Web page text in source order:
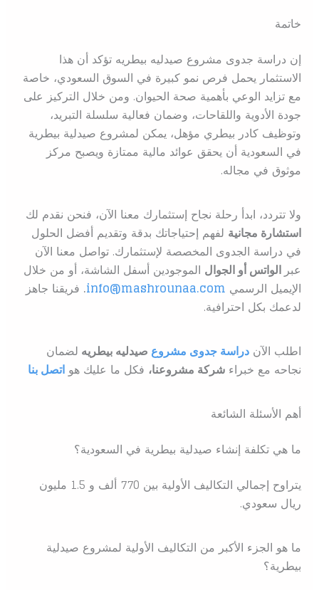
خاتمة
إن دراسة جدوى مشروع صيدليه بيطريه تؤكد أن هذا
الاستثمار يحمل فرص نمو كبيرة في السوق السعودي، خاصة
مع تزايد الوعي بأهمية صحة الحيوان. ومن خلال التركيز على
جودة الأدوية واللقاحات، وضمان فعالية سلسلة التبريد،
وتوظيف كادر بيطري مؤهل، يمكن لمشروع صيدلية بيطرية
في السعودية أن يحقق عوائد مالية ممتازة ويصبح مركز
موثوق في مجاله.
ولا تتردد، ابدأ رحلة نجاح إستثمارك معنا الآن، فنحن نقدم لك
استشارة مجانيةلفهم إحتياجاتك بدقة وتقديم أفضل الحلول
في دراسة الجدوى المخصصة لإستثمارك. تواصل معنا الآن
عبر الواتس أو الجوالالموجودين أسفل الشاشة، أو من خلال
الإيميل الرسمي info@mashrounaa.com
.فريقنا جاهز
لدعمك بكل احترافية.
اطلب الآن دراسة جدوى مشروعصيدليه بيطريه لضمان
نجاحه مع خبراء شركة مشروعنا،فكل ما عليك هو اتصل بنا
أهم الأسئلة الشائعة
ما هي تكلفة إنشاء صيدلية بيطرية في السعودية؟
يتراوح إجمالي التكاليف الأولية بين 770 ألف و 1.5 مليون
ريال سعودي.
ما هو الجزء الأكبر من التكاليف الأولية لمشروع صيدلية
بيطرية؟